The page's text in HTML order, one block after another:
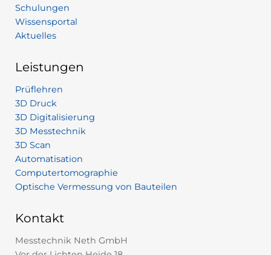
Schulungen
Wissensportal
Aktuelles
Leistungen
Prüflehren
3D Druck
3D Digitalisierung
3D Messtechnik
3D Scan
Automatisation
Computertomographie
Optische Vermessung von Bauteilen
Kontakt
Messtechnik Neth GmbH